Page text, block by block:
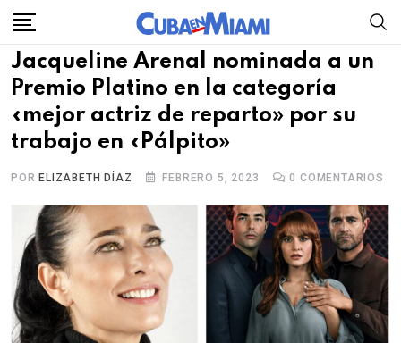
Skip
content
Jacqueline Arenal nominada a un
Premio Platino en la categoría
«mejor actriz de reparto» por su
trabajo en «Pálpito»
POR ELIZABETH DÍAZ FEBRERO 5, 2023 0 COMENTARIOS